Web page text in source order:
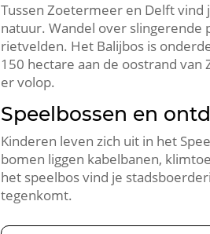
Tussen Zoetermeer en Delft vind
natuur.​ Wandel over slingerende
rietvelden.​ Het Balijbos is
150 hectare aan de oostrand
er volop.​
Speelbossen en
Kinderen leven zich uit in het
bomen liggen kabelbanen,
het speelbos vind je
tegenkomt.​